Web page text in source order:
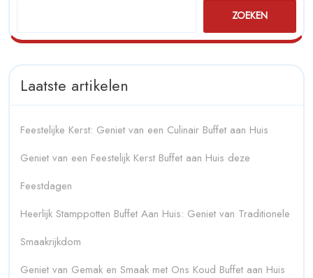
ZOEKEN
Laatste artikelen
Feestelijke Kerst: Geniet van een Culinair Buffet aan Huis
Geniet van een Feestelijk Kerst Buffet aan Huis deze
Feestdagen
Heerlijk Stamppotten Buffet Aan Huis: Geniet van Traditionele
Smaakrijkdom
Geniet van Gemak en Smaak met Ons Koud Buffet aan Huis